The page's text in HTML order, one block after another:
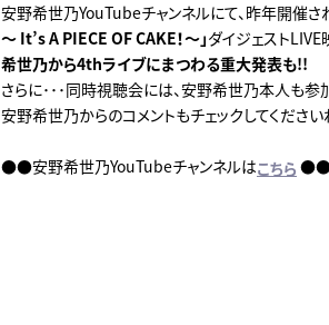
安野希世乃YouTubeチャンネルにて、昨年開催さ
～ It’s A PIECE OF CAKE！～」ダイジェスト
希世乃から4thライブにまつわる重大発表も!!
さらに･･･同時視聴会には、安野希世乃本人も参
安野希世乃からのコメントもチェックしてくださ
●●安野希世乃YouTubeチャンネルはこちら